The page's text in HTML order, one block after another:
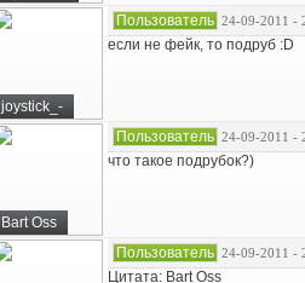
joystick_-
Пользователь 24-09-2011 -
если не фейк, то подруб :D
Bart Oss
Пользователь 24-09-2011 -
что такое подрубок?)
Пользователь 24-09-2011 -
Цитата: Bart Oss